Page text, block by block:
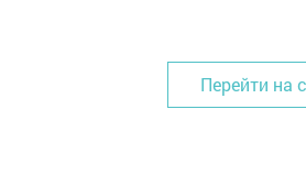
Перейти на